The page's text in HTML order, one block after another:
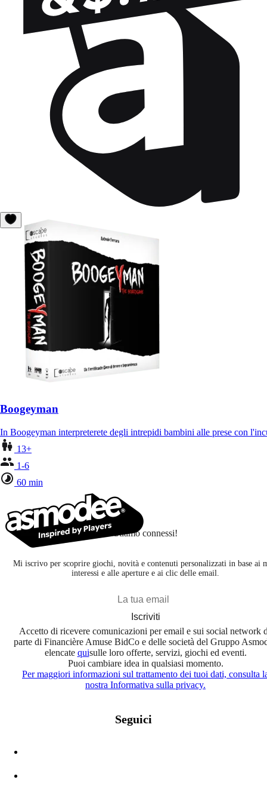
Boogeyman
In Boogeyman interpreterete degli intrepidi bambini alle prese con
13+
1-6
60 min
Stiamo connessi!
Mi iscrivo per scoprire giochi, novità e contenuti personalizzati in base ai
interessi e alle aperture e ai clic delle email.
Iscriviti
Accetto di ricevere comunicazioni per email e sui social network
parte di Financière Amuse BidCo e delle società del Gruppo
elencate quisulle loro offerte, servizi, giochi ed eventi.
Puoi cambiare idea in qualsiasi momento.
Per maggiori informazioni sul trattamento dei tuoi dati, consulta
nostra Informativa sulla privacy.
Seguici